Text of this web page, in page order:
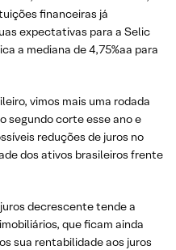
financeiras já
expectativas para a Selic
a mediana de 4,75%aa para
vimos mais uma rodada
segundo corte esse ano e
reduções de juros no
dos ativos brasileiros frente
decrescente tende a
que ficam ainda
sua rentabilidade aos juros